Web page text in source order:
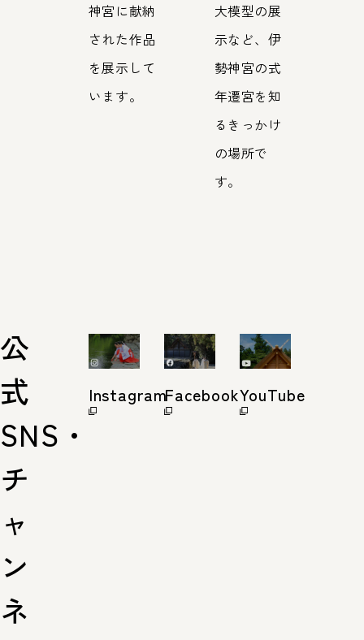
神宮に献納
された作品
を展示して
います。
大模型の展
示など、伊
勢神宮の式
年遷宮を知
るきっかけ
の場所で
す。
公
式
SNS・
チ
ャ
ン
ネ
InstagramFacebookYouTube